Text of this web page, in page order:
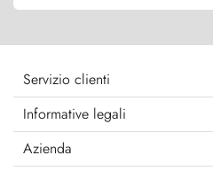
Servizio clienti
Informative legali
Azienda